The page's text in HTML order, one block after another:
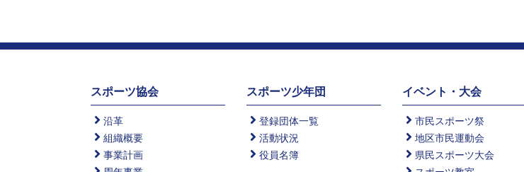
スポーツ協会
沿革
組織概要
事業計画
スポーツ少年団
登録団体一覧
活動状況
役員名簿
イベント・大会
市民スポーツ祭
地区市民運動会
県民スポーツ大会